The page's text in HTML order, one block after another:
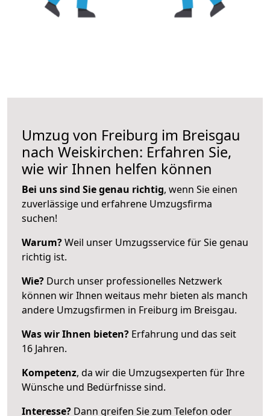
Umzug von Freiburg im Breisgau
nach Weiskirchen: Erfahren Sie,
wie wir Ihnen helfen können
Bei uns sind Sie genau richtig, wenn Sie einen
zuverlässige und erfahrene Umzugsfirma
suchen!
Warum?Weil unser Umzugsservice für Sie genau
richtig ist.
Wie? Durch unser professionelles Netzwerk
können wir Ihnen weitaus mehr bieten als manch
andere Umzugsfirmen in Freiburg im Breisgau.
Was wir Ihnen bieten? Erfahrung und das seit
16 Jahren.
Kompetenz, da wir die Umzugsexperten für Ihre
Wünsche und Bedürfnisse sind.
Interesse? Dann greifen Sie zum Telefon oder